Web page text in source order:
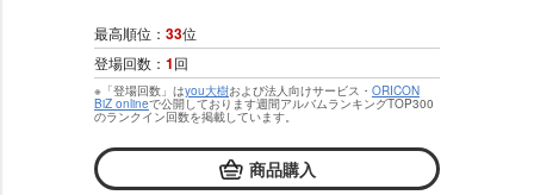
最高順位： 33位
登場回数： 1回
※「登場回数」はyou大樹および法人向けサービス・ ORICON
BiZ onlineで公開しております週間アルバムランキングTOP300
のランクイン回数を掲載しています。
商品購入